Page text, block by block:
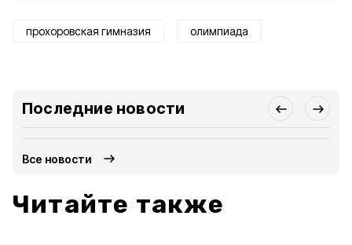
прохоровская гимназия олимпиада
Последние новости
Все новости
Читайте также